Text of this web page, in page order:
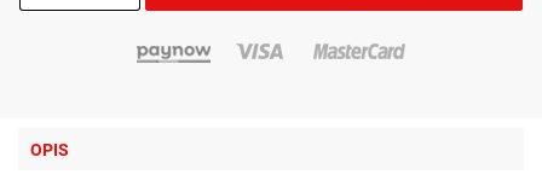
OPIS